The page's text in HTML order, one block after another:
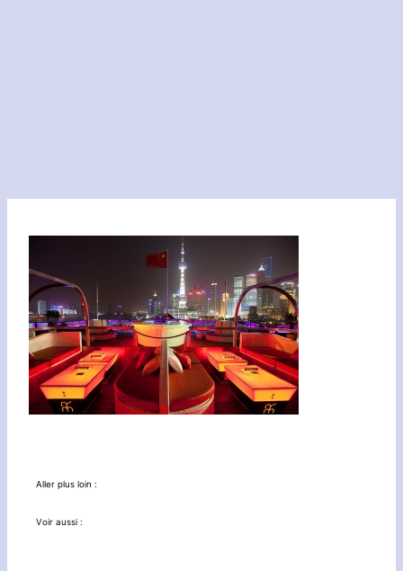
Aller plus loin :
Voir aussi :